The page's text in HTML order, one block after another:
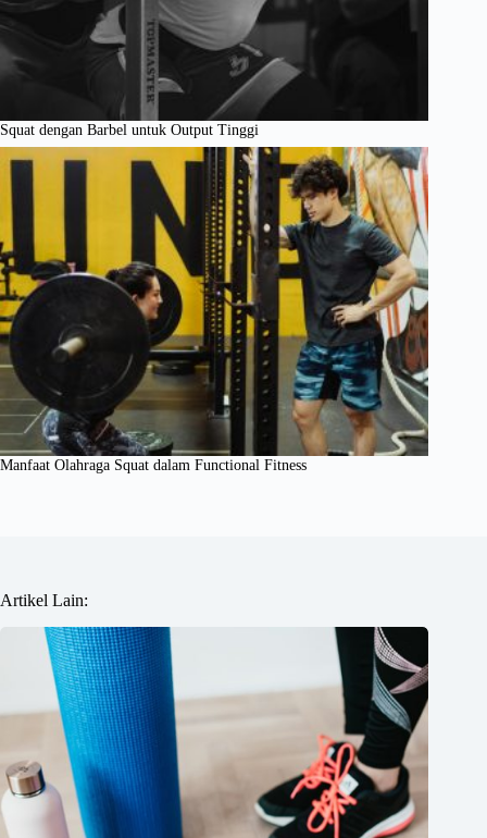
Squat dengan Barbel untuk Output Tinggi
Manfaat Olahraga Squat dalam Functional Fitness
Artikel Lain: